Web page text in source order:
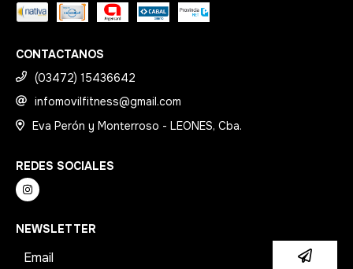
CONTACTANOS
(03472) 15436642
infomovilfitness@gmail.com
Eva Perón y Monterroso - LEONES, Cba.
REDES SOCIALES
NEWSLETTER